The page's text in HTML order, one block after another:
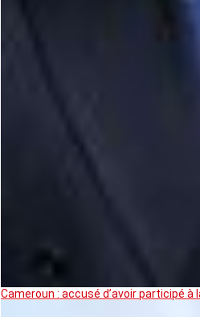
Cameroun : accusé d’avoir participé